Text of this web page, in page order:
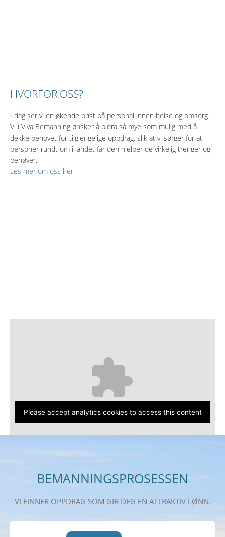
HVORFOR OSS?
I dag ser vi en økende brist på personal innen helse og omsorg.
Vi i Viva Bemanning ønsker å bidra så mye som mulig med å
dekke behovet for tilgjengelige oppdrag, slik at vi sørger for at
personer rundt om i landet får den hjelper de virkelig trenger og
behøver.
Les mer om oss her
Please accept analytics cookies to access this content
BEMANNINGSPROSESSEN
VI FINNER OPPDRAG SOM GIR DEG EN ATTRAKTIV LØNN.​